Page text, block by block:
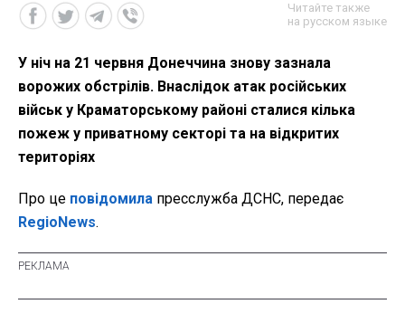
Читайте также
на русском языке
У ніч на 21 червня Донеччина знову зазнала
ворожих обстрілів. Внаслідок атак російських
військ у Краматорському районі сталися кілька
пожеж у приватному секторі та на відкритих
територіях
Про це повідомила пресслужба ДСНС, передає
RegioNews.